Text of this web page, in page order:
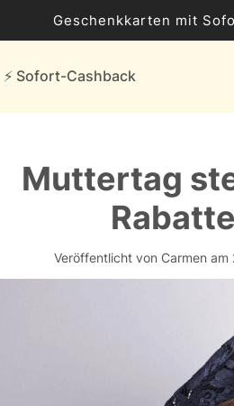
Geschenkkarten mit
⚡️ Sofort-Cashback
Muttertag
Veröffentlicht von Carmen am